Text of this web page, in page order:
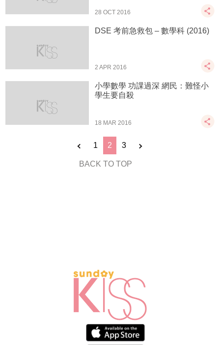
28 OCT 2016
DSE 考前急救包 – 數學科 (2016)
2 APR 2016
小學數學 功課過深 網民：難怪小
學生要自殺
18 MAR 2016
1 2 3
BACK TO TOP